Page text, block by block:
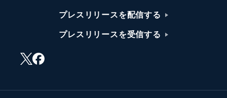
プレスリリースを配信する
プレスリリースを受信する